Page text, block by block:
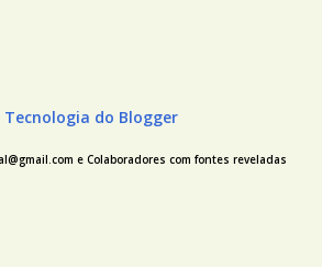
Tecnologia do Blogger
e Colaboradores com fontes reveladas